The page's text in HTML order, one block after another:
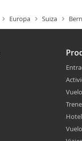
Europa Suiza